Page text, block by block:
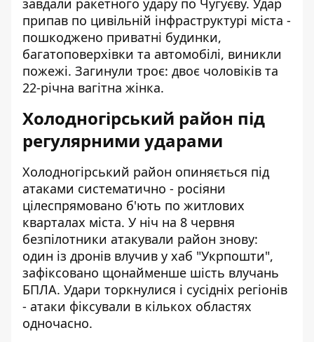
завдали ракетного удару по Чугуєву. Удар
припав по цивільній інфраструктурі міста -
пошкоджено приватні будинки,
багатоповерхівки та автомобілі, виникли
пожежі. Загинули троє: двоє чоловіків та
22-річна вагітна жінка.
Холодногірський район під
регулярними ударами
Холодногірський район опиняється під
атаками систематично - росіяни
цілеспрямовано б'ють по житлових
кварталах міста. У ніч на 8 червня
безпілотники атакували район знову:
один із дронів влучив у хаб "Укрпошти",
зафіксовано щонайменше шість влучань
БПЛА. Удари торкнулися і сусідніх регіонів
- атаки фіксували в кількох областях
одночасно.